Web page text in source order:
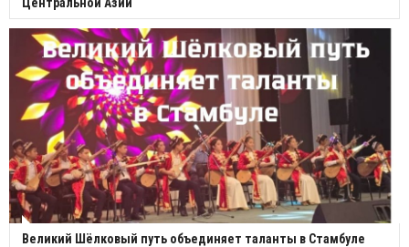
Великий Шёлковый путь объединяет таланты в Стамбуле